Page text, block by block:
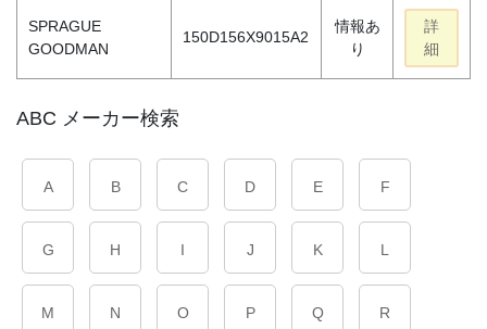
SPRAGUE
GOODMAN
150D156X9015A2
情報あ
り
詳
細
ABC メーカー検索
A B C D E F
G H I J K L
M N O P Q R